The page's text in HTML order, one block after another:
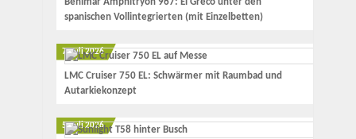
spanischen Vollintegrierten (mit Einzelbetten)
7. Juli 2026
LMC Cruiser 750 EL: Schwärmer mit Raumbad und
Autarkiekonzept
5. Juli 2026